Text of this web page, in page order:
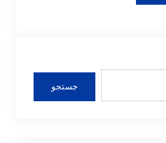
جستجو